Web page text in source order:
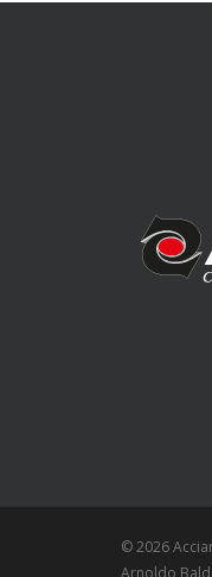
© 2026
Arnoldo